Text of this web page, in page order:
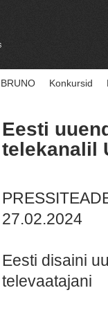
BRUNO Konkursid
Eesti
telekanalil
27.02.2024
Eesti disaini
televaatajani